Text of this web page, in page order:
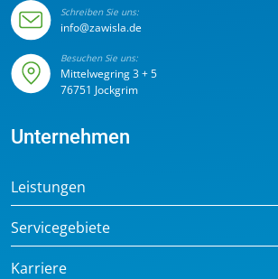
Schreiben Sie uns:
info@zawisla.de
Besuchen Sie uns:
Mittelwegring 3 + 5
76751 Jockgrim
Unternehmen
Leistungen
Servicegebiete
Karriere